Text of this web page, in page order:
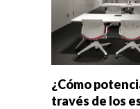
¿Cómo
través de los